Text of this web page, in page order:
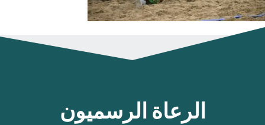
الرعاة الرسميون